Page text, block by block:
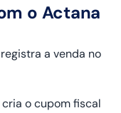
o Actana
a venda no
o cupom fiscal